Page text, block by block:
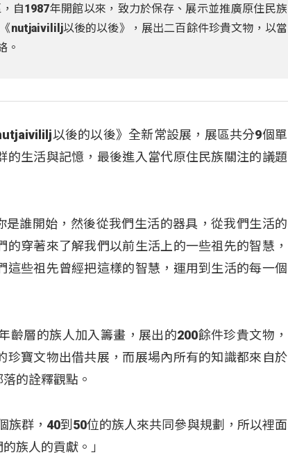
自1987年開館以來，致力於保存、展示並推廣原住民族
nutjaivililj以後的以後》，展出二百餘件珍貴文物，以當
。
以後的以後》全新常設展，展區共分9個單
生活與記憶，最後進入當代原住民族關注的議題
誰開始，然後從我們生活的器具，從我們生活的
穿著來了解我們以前生活上的一些祖先的智慧，
些祖先曾經把這樣的智慧，運用到生活的每一個
層的族人加入籌畫，展出的200餘件珍貴文物，
寶文物出借共展，而展場內所有的知識都來自於
的詮釋觀點。
族群，40到50位的族人來共同參與規劃，所以裡面
族人的貢獻。」